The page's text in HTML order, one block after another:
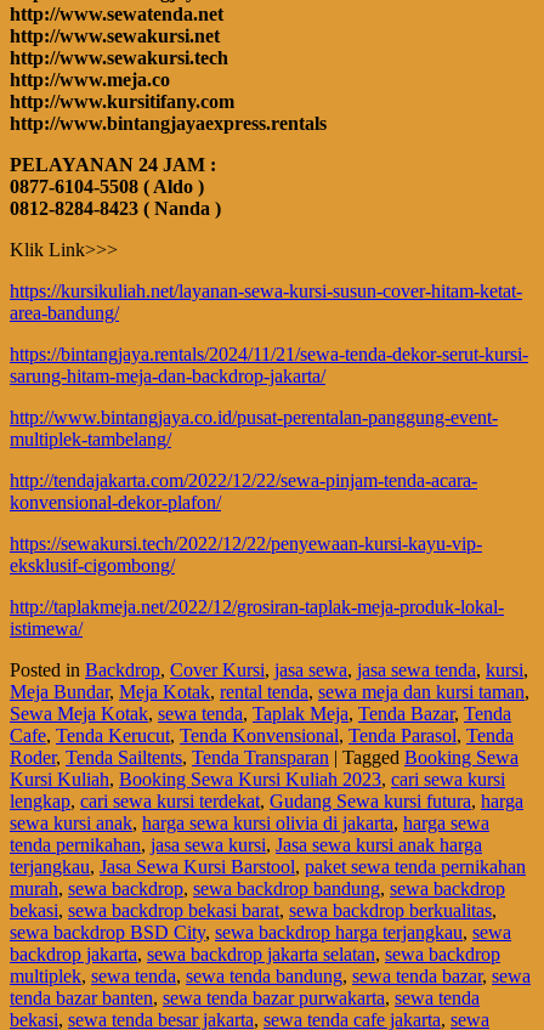
http://www.sewatenda.net
http://www.sewakursi.net
http://www.sewakursi.tech
http://www.meja.co
http://www.kursitifany.com
http://www.bintangjayaexpress.rentals
PELAYANAN 24 JAM :
0877-6104-5508 ( Aldo )
0812-8284-8423 ( Nanda )
Klik Link>>>
https://kursikuliah.net/layanan-sewa-kursi-susun-cover-hitam-ketat-
area-bandung/
https://bintangjaya.rentals/2024/11/21/sewa-tenda-dekor-serut-kursi-
sarung-hitam-meja-dan-backdrop-jakarta/
http://www.bintangjaya.co.id/pusat-perentalan-panggung-event-
multiplek-tambelang/
http://tendajakarta.com/2022/12/22/sewa-pinjam-tenda-acara-
konvensional-dekor-plafon/
https://sewakursi.tech/2022/12/22/penyewaan-kursi-kayu-vip-
eksklusif-cigombong/
http://taplakmeja.net/2022/12/grosiran-taplak-meja-produk-lokal-
istimewa/
Posted in Backdrop, Cover Kursi, jasa sewa, jasa sewa tenda, kursi,
Meja Bundar, Meja Kotak, rental tenda, sewa meja dan kursi taman,
Sewa Meja Kotak, sewa tenda, Taplak Meja, Tenda Bazar, Tenda
Cafe, Tenda Kerucut, Tenda Konvensional, Tenda Parasol, Tenda
Roder, Tenda Sailtents, Tenda Transparan | Tagged Booking Sewa
Kursi Kuliah, Booking Sewa Kursi Kuliah 2023, cari sewa kursi
lengkap, cari sewa kursi terdekat, Gudang Sewa kursi futura, harga
sewa kursi anak, harga sewa kursi olivia di jakarta, harga sewa
tenda pernikahan, jasa sewa kursi, Jasa sewa kursi anak harga
terjangkau, Jasa Sewa Kursi Barstool, paket sewa tenda pernikahan
murah, sewa backdrop, sewa backdrop bandung, sewa backdrop
bekasi, sewa backdrop bekasi barat, sewa backdrop berkualitas,
sewa backdrop BSD City, sewa backdrop harga terjangkau, sewa
backdrop jakarta, sewa backdrop jakarta selatan, sewa backdrop
multiplek, sewa tenda, sewa tenda bandung, sewa tenda bazar, sewa
tenda bazar banten, sewa tenda bazar purwakarta, sewa tenda
bekasi, sewa tenda besar jakarta, sewa tenda cafe jakarta, sewa